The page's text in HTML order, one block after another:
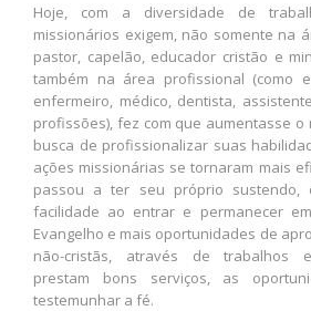
Hoje, com a diversidade de
missionários exigem, não somente na
pastor, capelão, educador cristão e
também na área profissional (como
enfermeiro, médico, dentista,
profissões), fez com que aumentasse
busca de profissionalizar suas
ações missionárias se tornaram mais
passou a ter seu próprio sustendo,
facilidade ao entrar e permanecer
Evangelho e mais oportunidades de
não-cristãs, através de trabalhos
prestam bons serviços, as
testemunhar a fé.